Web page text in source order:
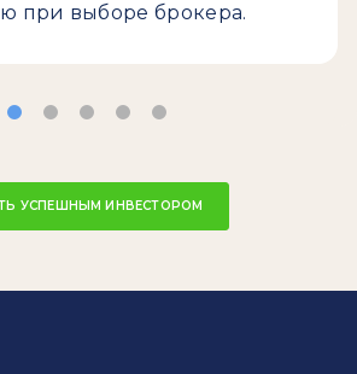
при выборе брокера.
УСПЕШНЫМ ИНВЕСТОРОМ